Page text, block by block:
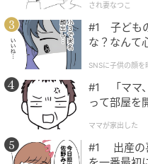
され妻なつこ
#1 子ども
な？なんて
SNSに子供の顔を
#1 「ママ
って部屋を
ママが家出した
#1 出産の